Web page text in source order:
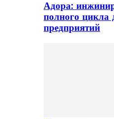
Адора:
полного
предприятий